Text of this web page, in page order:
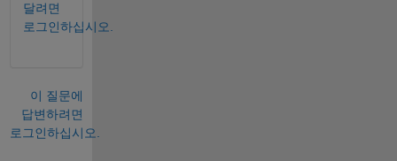
달려면
로그인하십시오.
이 질문에
답변하려면
로그인하십시오.